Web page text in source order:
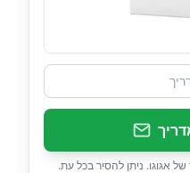
אגוגו. ניתן להסיר בכל עת.